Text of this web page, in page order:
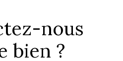
nous
bien ?